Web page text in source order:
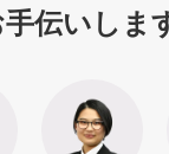
伝いしま